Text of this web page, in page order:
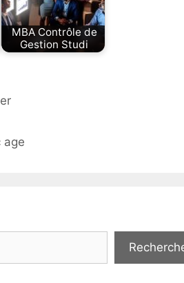
MBA Contrôle de
Gestion Studi
age